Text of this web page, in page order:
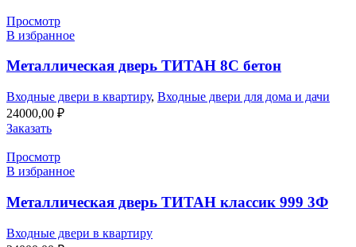
Просмотр
В избранное
Металлическая дверь ТИТАН 8С бетон
Входные двери в квартиру, Входные двери для дома и дачи
24000,00 ₽
Заказать
Просмотр
В избранное
Металлическая дверь ТИТАН классик 999 3Ф
Входные двери в квартиру